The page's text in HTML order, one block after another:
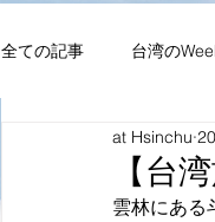
全ての記事 台湾の
AIoT・通信機器・ネ
【台
at Hsinchu
雲林にある